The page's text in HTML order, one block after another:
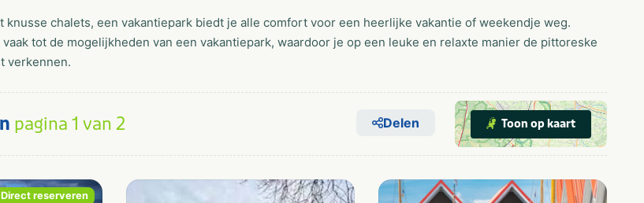
knusse chalets, een vakantiepark biedt je alle comfort voor een heerlijke vakantie of weekendje weg.
tot de mogelijkheden van een vakantiepark, waardoor je op een leuke en relaxte manier de pittoreske
verkennen.
pagina 1 van 2 Delen Toon op kaart
Direct reserveren